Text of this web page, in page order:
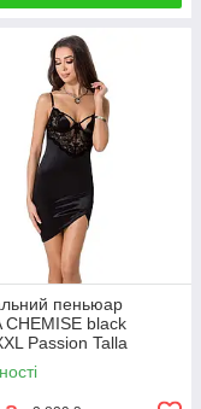
пеньюар
CHEMISE black
Passion Talla